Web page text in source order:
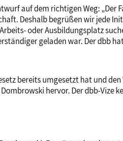
auf dem richtigen Weg:
Deshalb begrüßen wir jede
oder Ausbildungsplatz
geladen war. Der dbb
bereits umgesetzt hat und
hervor. Der dbb-Vize